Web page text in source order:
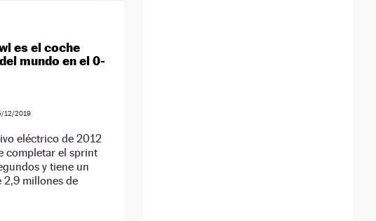
es el coche
mundo en el 0-
12/2019
eléctrico de 2012
completar el sprint
y tiene un
2,9 millones de